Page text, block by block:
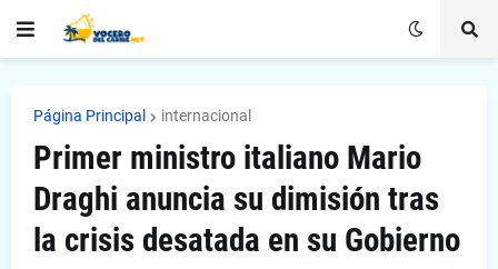
Página Principal internacional
Primer ministro italiano Mario
Draghi anuncia su dimisión tras
la crisis desatada en su Gobierno